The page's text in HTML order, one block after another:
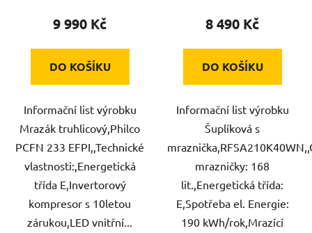
9 990 Kč
DO KOŠÍKU
Informační list výrobku
Mrazák truhlicový,Philco
PCFN 233 EFPI,,Technické
vlastnosti:,Energetická
třída E,Invertorový
kompresor s 10letou
zárukou,LED vnitřní...
8 490 Kč
DO KOŠÍKU
Informační list výrobku
Šuplíková s
mrazničky: 168
lit.,Energetická třída:
E,Spotřeba el. Energie:
190 kWh/rok,Mrazící